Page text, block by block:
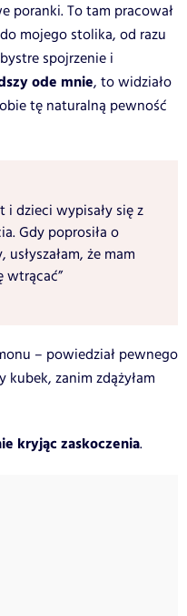
poranki. To tam pracował
mojego stolika, od razu
spojrzenie i
ode mnie, to widziało
tę naturalną pewność
i dzieci wypisały się z
Gdy poprosiła o
że mam
wtrącać”
– powiedział pewnego
zanim zdążyłam
kryjąc zaskoczenia.